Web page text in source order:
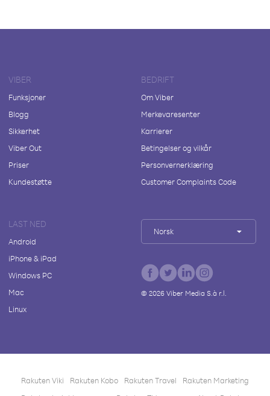
VIBER
Funksjoner
Blogg
Sikkerhet
Viber Out
Priser
Kundestøtte
BEDRIFT
Om Viber
Merkevaresenter
Karrierer
Betingelser og vilkår
Personvernerklæring
Customer Complaints Code
LAST NED
Android
iPhone & iPad
Windows PC
Mac
Linux
Norsk
© 2026Viber Media S.à r.l.
Rakuten Viki Rakuten Kobo Rakuten Travel
Rakuten Marketing